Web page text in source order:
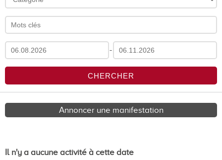
-
Annoncer une manifestation
Il n'y a aucune activité à cette date